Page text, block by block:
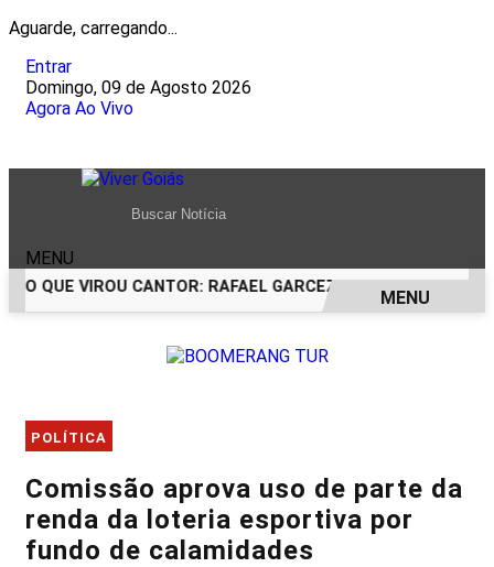
Aguarde, carregando...
Entrar
Domingo, 09 de Agosto 2026
Agora Ao Vivo
MENU
QUE VIROU CANTOR: RAFAEL GARCEZ CELEBRA 24 ANOS
MENU
POLÍTICA
Comissão aprova uso de parte da
renda da loteria esportiva por
fundo de calamidades